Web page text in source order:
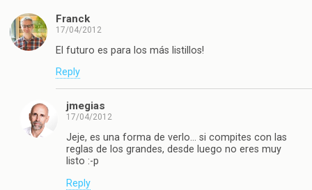
Franck
17/04/2012
El futuro es para los más listillos!
Reply
jmegias
17/04/2012
Jeje, es una forma de verlo… si compites con las
reglas de los grandes, desde luego no eres muy
listo :-p
Reply